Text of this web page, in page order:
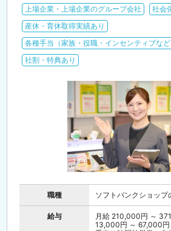
上場企業・上場企業のグループ会社
社会
産休・育休取得実績あり
各種手当（家族・役職・インセンティブなど
社割・特典あり
職種 ソフトバンクショップ
給与
月給 210,000円 ～
13,000円 ～ 67,000円